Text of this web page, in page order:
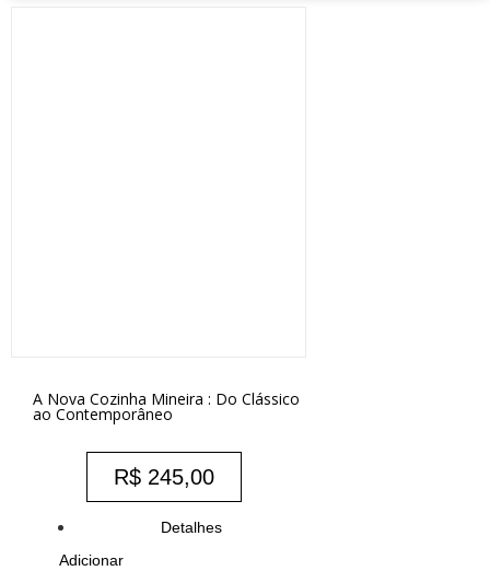
A Nova Cozinha Mineira : Do Clássico
ao Contemporâneo
R$ 245,00
Detalhes
Adicionar